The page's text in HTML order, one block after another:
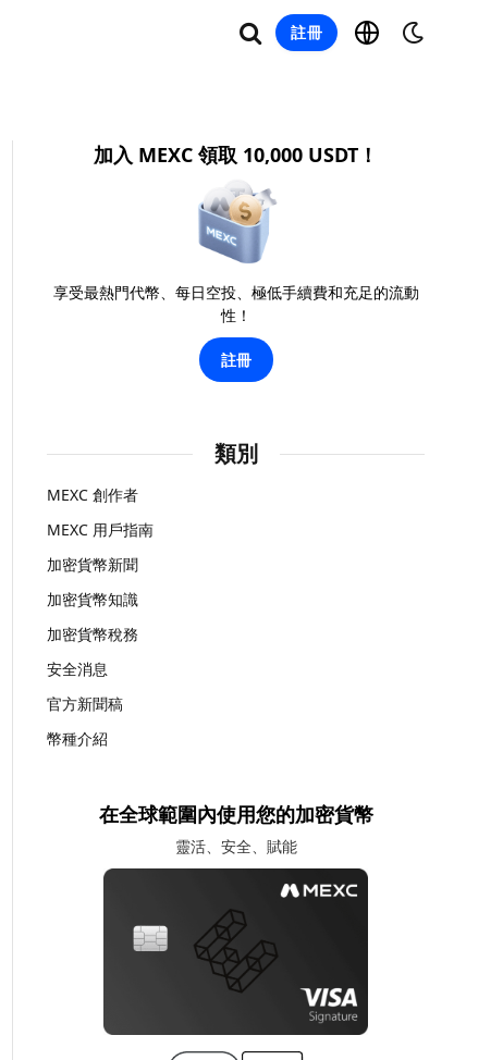
註冊
加入 MEXC 領取 10,000 USDT！
享受最熱門代幣、每日空投、極低手續費和充足的流動
性！
註冊
類別
MEXC 創作者
MEXC 用戶指南
加密貨幣新聞
加密貨幣知識
加密貨幣稅務
安全消息
官方新聞稿
幣種介紹
在全球範圍內使用您的加密貨幣
靈活、安全、賦能